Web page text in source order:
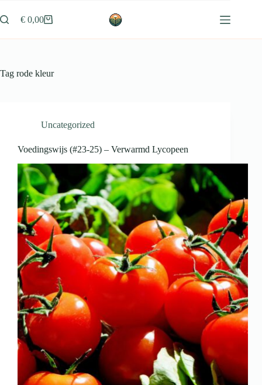
naar
de
Winkelwagen
€ 0,00
Tag rode kleur
Uncategorized
Voedingswijs (#23-25) – Verwarmd Lycopeen